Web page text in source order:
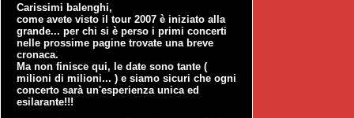
Carissimi balenghi,
come avete visto il tour 2007 è iniziato alla
grande... per chi si è perso i primi concerti
nelle prossime pagine trovate una breve
cronaca.
Ma non finisce qui, le date sono tante (
milioni di milioni... ) e siamo sicuri che ogni
concerto sarà un'esperienza unica ed
esilarante!!!